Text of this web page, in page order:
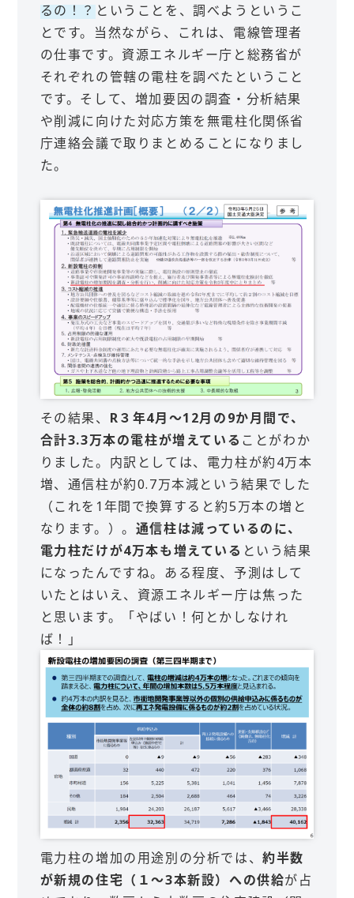
るの！？ということを、調べようというこ
とです。当然ながら、これは、電線管理者
の仕事です。資源エネルギー庁と総務省が
それぞれの管轄の電柱を調べたということ
です。そして、増加要因の調査・分析結果
や削減に向けた対応方策を無電柱化関係省
庁連絡会議で取りまとめることになりまし
た。
その結果、 R３年4月～12月の9か月間で、
合計3.3万本の電柱が増えている ことがわか
りました。内訳としては、電力柱が約4万本
増、通信柱が約0.7万本減という結果でした
（これを1年間で換算すると約5万本の増と
なります。）。 通信柱は減っているのに、
電力柱だけが4万本も増えている という結果
になったんですね。ある程度、予測はして
いたとはいえ、資源エネルギー庁は焦った
と思います。「やばい！何とかしなけれ
ば！」
電力柱の増加の用途別の分析では、約半数
が新規の住宅（１～3本新設）への供給が占